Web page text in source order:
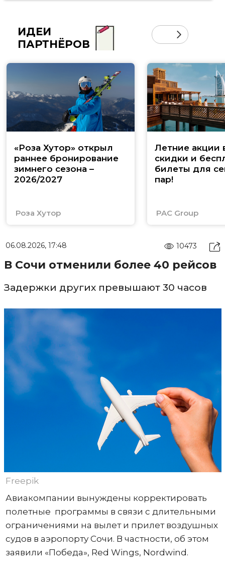
ИДЕИ
ПАРТНЁРОВ
«Роза Хутор» открыл
раннее бронирование
зимнего сезона –
2026/2027
Роза Хутор
Летние акции
скидки и
билеты для
пар!
PAC Group
06.08.2026, 17:48 10473
В Сочи отменили более 40 рейсов
Задержки других превышают 30 часов
Freepik
Авиакомпании вынуждены корректировать
полетные программы в связи с длительными
ограничениями на вылет и прилет воздушных
судов в аэропорту Сочи. В частности, об этом
заявили «Победа», Red Wings, Nordwind.